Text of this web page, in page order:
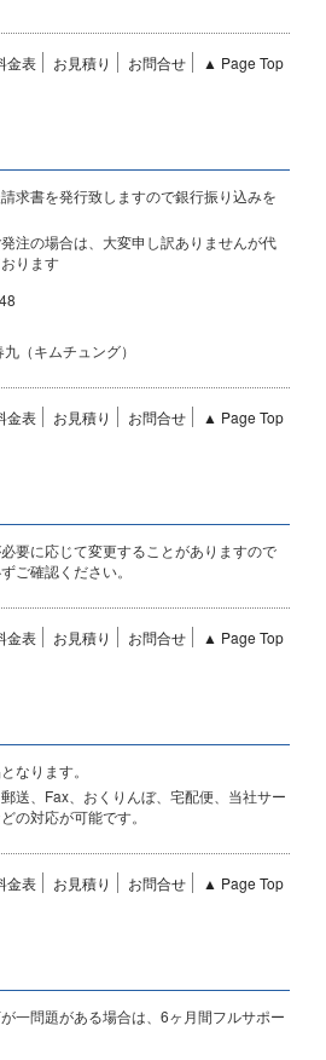
金表 お見積り お問合せ ▲ Page Top
求書を発行致しますので銀行振り込みを
注の場合は、大変申し訳ありませんが代
ります
（キムチュング）
金表 お見積り お問合せ ▲ Page Top
要に応じて変更することがありますので
ご確認ください。
金表 お見積り お問合せ ▲ Page Top
なります。
送、Fax、おくりんぼ、宅配便、当社サー
の対応が可能です。
金表 お見積り お問合せ ▲ Page Top
一問題がある場合は、6ヶ月間フルサポー